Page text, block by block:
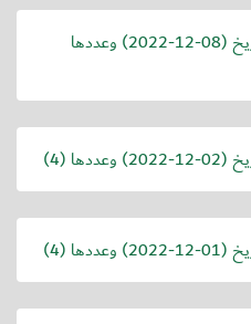
(
2022-12-08) وعددها
(
2022-12-02) وعددها (4)
(
2022-12-01) وعددها (4)